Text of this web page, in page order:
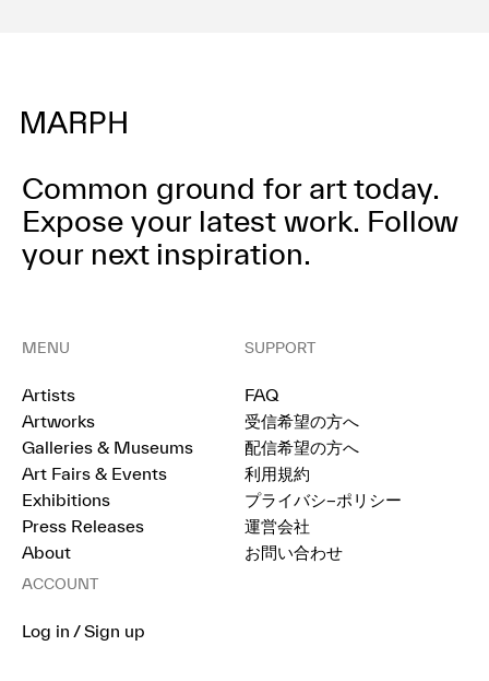
Common ground for art today.
Expose your latest work. Follow
your next inspiration.
MENU
Artists
Artworks
Galleries & Museums
Art Fairs & Events
Exhibitions
Press Releases
About
SUPPORT
FAQ
受信希望の方へ
配信希望の方へ
利用規約
プライバシ−ポリシー
運営会社
お問い合わせ
ACCOUNT
Log in / Sign up